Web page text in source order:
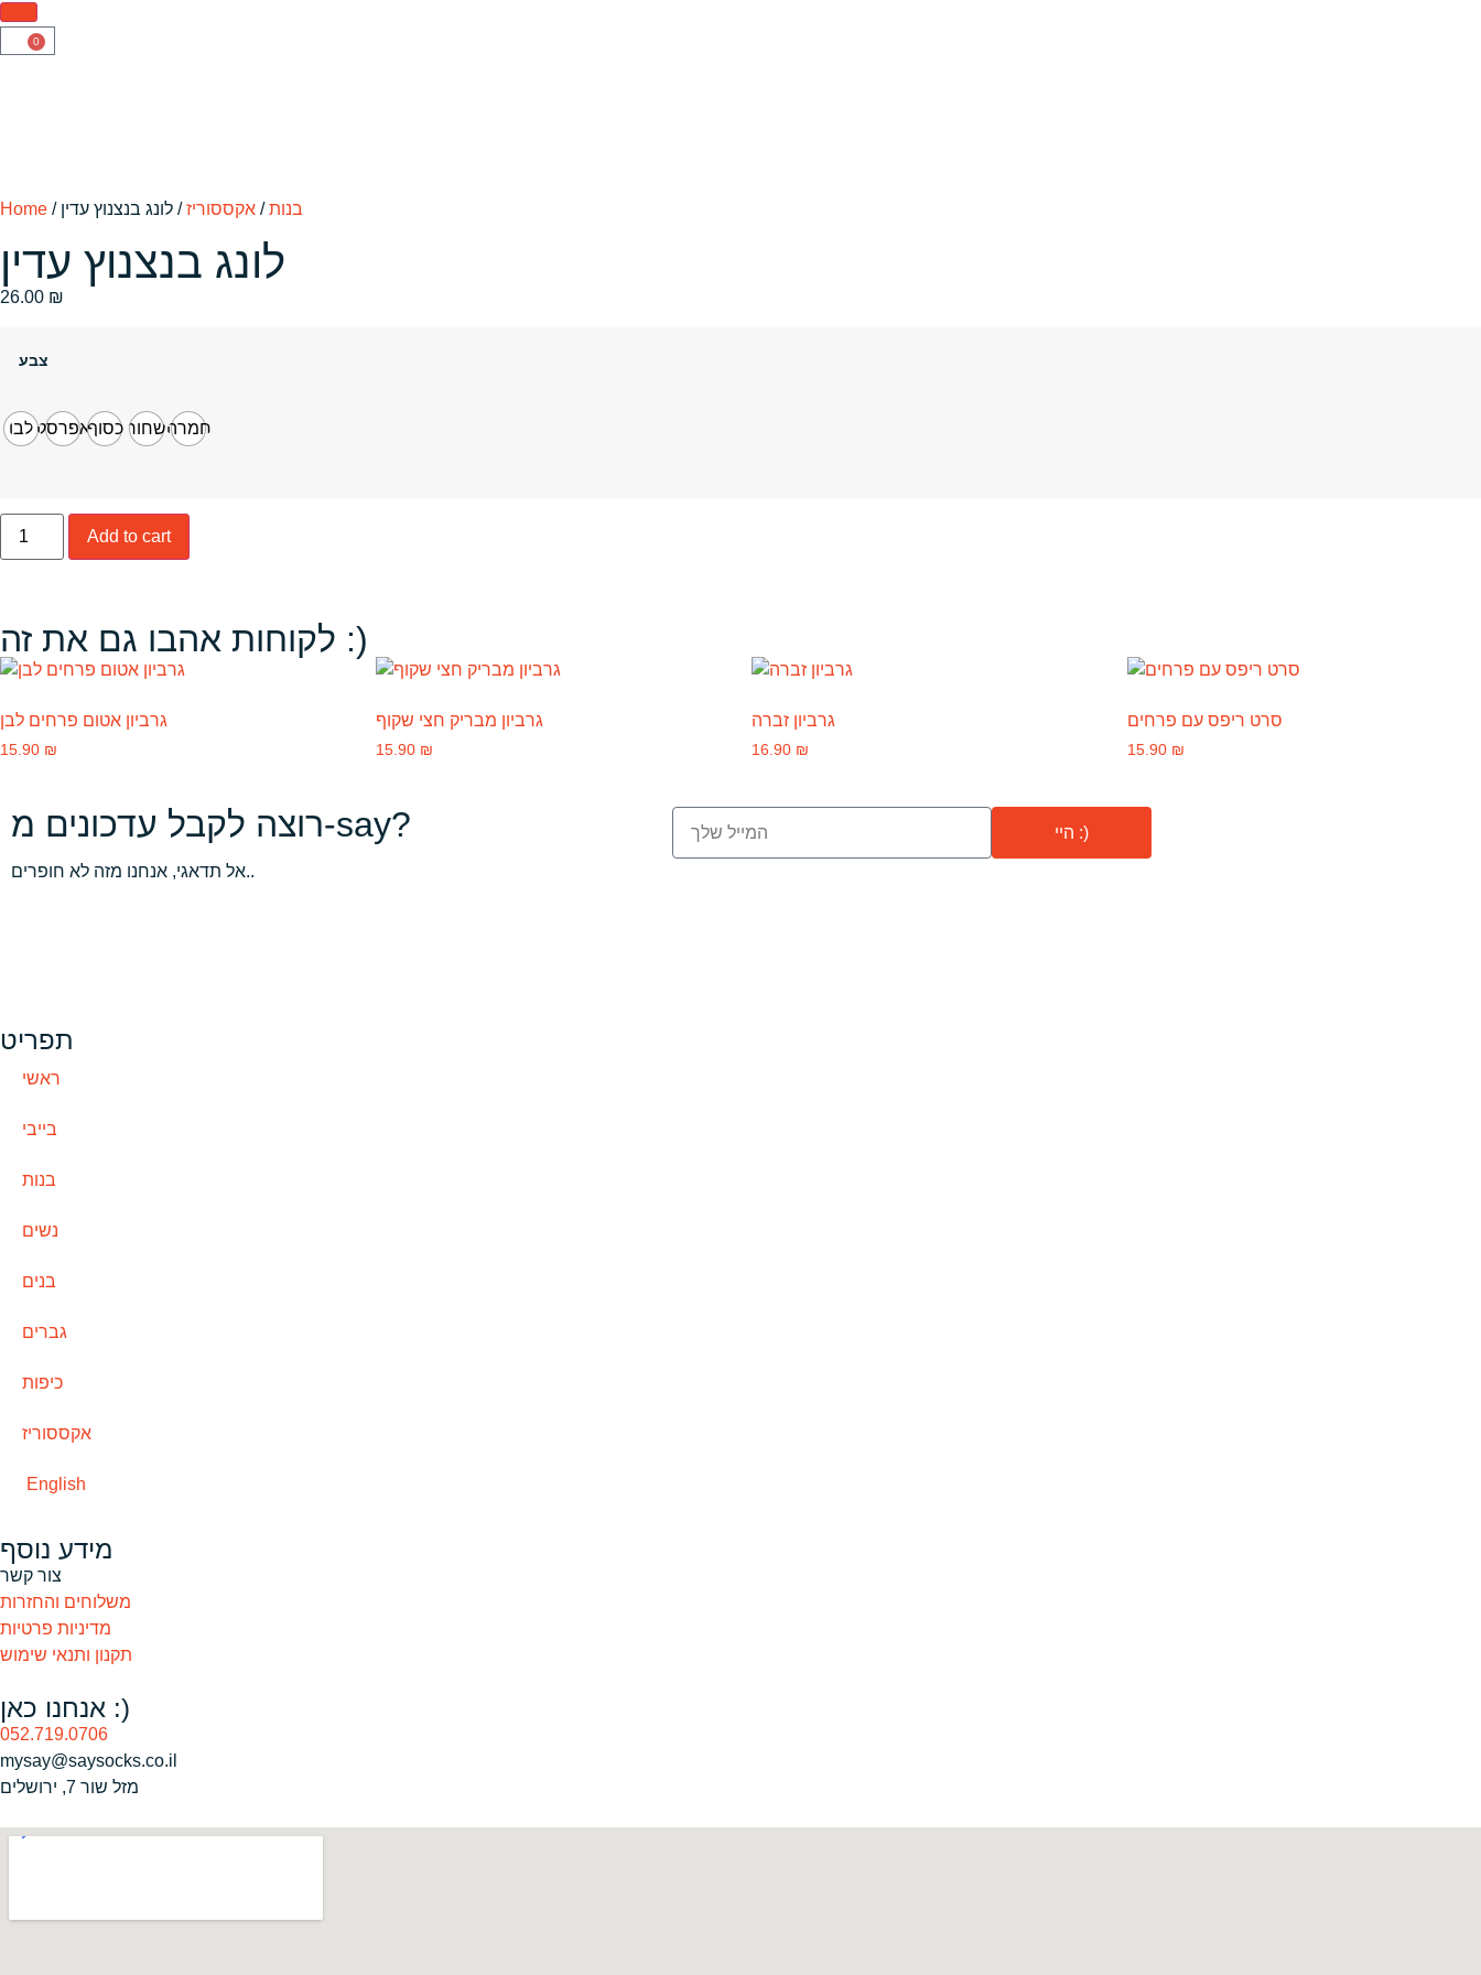
0
Home / בנות/ אקססוריז/ לונג בנצנוץ עדין
לונג בנצנוץ עדין
26.00 ₪
צבע
לבןאפרסקכסוף שחורחמרה
Add to cart
לקוחות אהבו גם את זה :)
גרביון אטום פרחים לבן
15.90 ₪
גרביון מבריק חצי שקוף
15.90 ₪
גרביון זברה
16.90 ₪
סרט ריפס עם פרחים
15.90 ₪
רוצה לקבל עדכונים מ-say?
אל תדאגי, אנחנו מזה לא חופרים..
היי :)
תפריט
ראשי
בייבי
בנות
נשים
בנים
גברים
כיפות
אקססוריז
English
מידע נוסף
צור קשר
משלוחים והחזרות
מדיניות פרטיות
תקנון ותנאי שימוש
אנחנו כאן :)
052.719.0706
מזל שור 7, ירושלים